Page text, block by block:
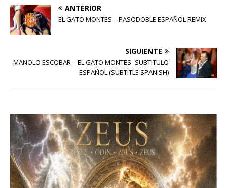
ANTERIOR
EL GATO MONTES – PASODOBLE ESPAÑOL REMIX
SIGUIENTE
MANOLO ESCOBAR – EL GATO MONTES -SUBTITULO
ESPAÑOL (SUBTITLE SPANISH)